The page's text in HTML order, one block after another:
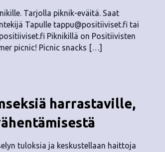
Tarjolla piknik-eväitä. Saat
Tapulle tappu@positiiviset.fitai
Piknikillä on Positiivisten
picnic! Picnic snacks […]
harrastaville,
tuloksia ja keskustellaan haittoja